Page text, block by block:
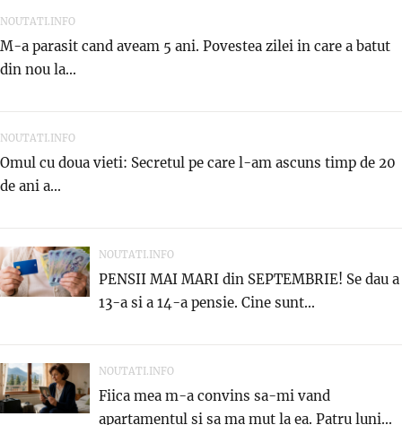
NOUTATI.INFO
M-a parasit cand aveam 5 ani. Povestea zilei in care a batut
din nou la...
NOUTATI.INFO
Omul cu doua vieti: Secretul pe care l-am ascuns timp de 20
de ani a...
NOUTATI.INFO
PENSII MAI MARI din SEPTEMBRIE! Se dau a
13-a si a 14-a pensie. Cine sunt...
NOUTATI.INFO
Fiica mea m-a convins sa-mi vand
apartamentul si sa ma mut la ea. Patru luni...